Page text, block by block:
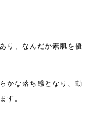
り、なんだか素肌を優
かな落ち感となり、動
す。